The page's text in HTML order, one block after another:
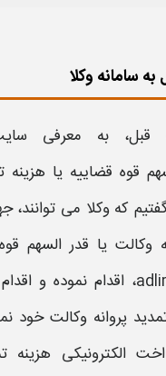
سامانه وکلا
به معرفی
قوه قضاییه یا هزینه
که وکلا می توانند،
وکالت یا قدر السهم
پروانه وکالت خود
الکترونیکی هزینه